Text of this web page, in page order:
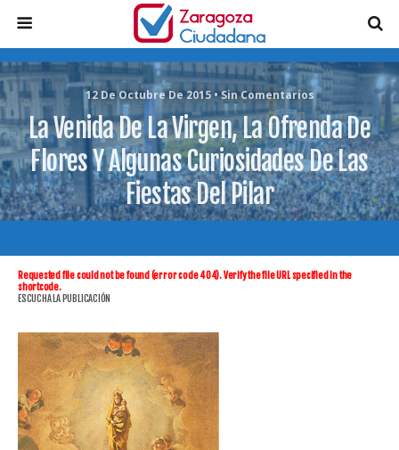
12 De Octubre De 2015 • Sin Comentarios
La Venida De La Virgen, La Ofrenda De
Flores Y Algunas Curiosidades De Las
Fiestas Del Pilar
Requested file could not be found (error code 404). Verify the file URL specified in the
shortcode.
ESCUCHA LA PUBLICACIÓN